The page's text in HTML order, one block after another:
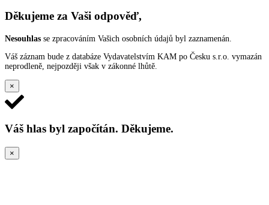
Děkujeme za Vaši odpověď,
Nesouhlas se zpracováním Vašich osobních údajů byl zaznamenán.
Váš záznam bude z databáze Vydavatelstvím KAM po Česku s.r.o. vymazán
neprodleně, nejpozději však v zákonné lhůtě.
×
Váš hlas byl započítán. Děkujeme.
×